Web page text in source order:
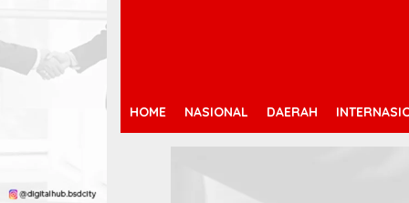
HOME NASIONAL DAERAH